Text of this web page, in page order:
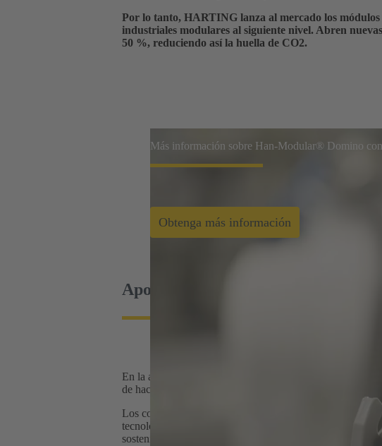
Por lo tanto, HARTING lanza al mercado los
industriales modulares al siguiente nivel. Abren
50 %, reduciendo así la huella de CO2.
Más información sobre Han-Modular® Domino con
Obtenga más información
Apoyo a la transformación
En la actualidad, el mundo se enfrenta de nuevo a los
de hacer frente a los desafíos en los ámbitos de la
Los conectores representan una tecnología de este tipo al
tecnología de conectores también debe seguir las
sostenibilidad.